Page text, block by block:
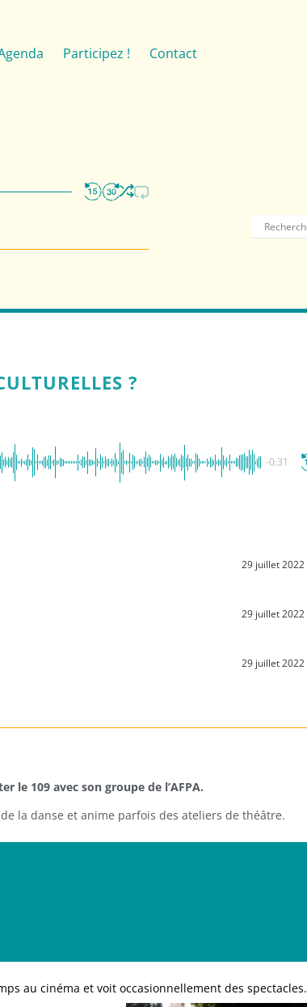
Participez ! Contact
?
-0:31
29 juillet 2022
29 juillet 2022
29 juillet 2022
le 109 avec son groupe de l’AFPA.
la danse et anime parfois des ateliers de théâtre.
au cinéma et voit occasionnellement des spectacles.